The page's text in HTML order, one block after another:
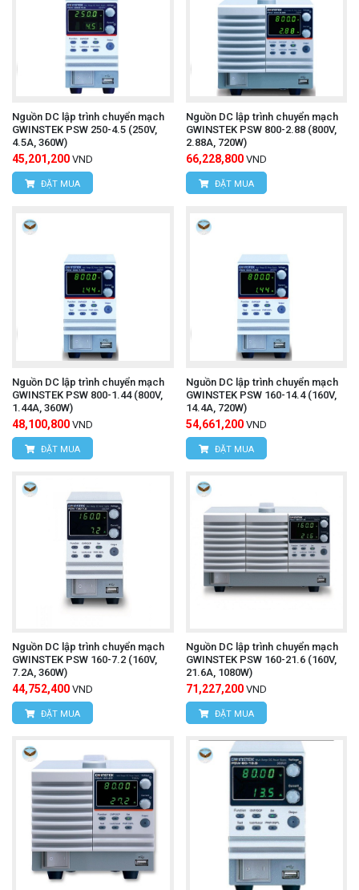
Nguồn DC lập trình chuyển mạch
GWINSTEK PSW 250-4.5 (250V,
4.5A, 360W)
45,201,200 VND
ĐẶT MUA
Nguồn DC lập trình chuyển mạch
GWINSTEK PSW 800-2.88 (800V,
2.88A, 720W)
66,228,800 VND
ĐẶT MUA
Nguồn DC lập trình chuyển mạch
GWINSTEK PSW 800-1.44 (800V,
1.44A, 360W)
48,100,800 VND
ĐẶT MUA
Nguồn DC lập trình chuyển mạch
GWINSTEK PSW 160-14.4 (160V,
14.4A, 720W)
54,661,200 VND
ĐẶT MUA
Nguồn DC lập trình chuyển mạch
GWINSTEK PSW 160-7.2 (160V,
7.2A, 360W)
44,752,400 VND
ĐẶT MUA
Nguồn DC lập trình chuyển mạch
GWINSTEK PSW 160-21.6 (160V,
21.6A, 1080W)
71,227,200 VND
ĐẶT MUA